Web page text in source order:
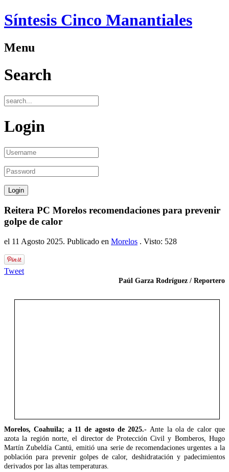
Síntesis Cinco Manantiales
Menu
Search
Login
Reitera PC Morelos recomendaciones para prevenir
golpe de calor
el 11 Agosto 2025. Publicado en Morelos . Visto: 528
Tweet
Paúl Garza Rodríguez / Reportero
Morelos, Coahuila; a 11 de agosto de 2025.-Ante la ola de calor que
azota la región norte, el director de Protección Civil y Bomberos, Hugo
Martín Zubeldía Cantú, emitió una serie de recomendaciones urgentes a la
población para prevenir golpes de calor, deshidratación y padecimientos
derivados por las altas temperaturas.